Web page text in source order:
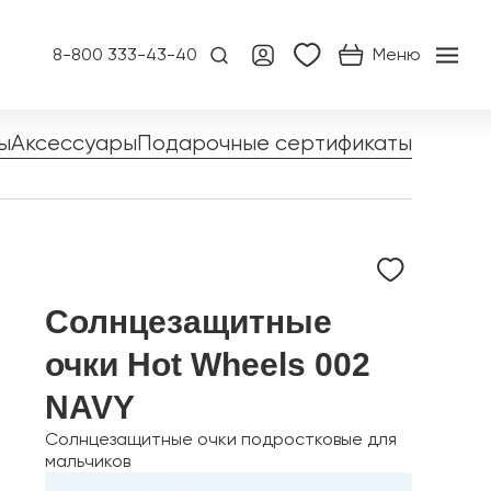
8-800 333-43-40 Меню
АксессуарыПодарочные сертификаты
Солнцезащитные
очки Hot Wheels 002
NAVY
Солнцезащитные очки подростковые для
мальчиков